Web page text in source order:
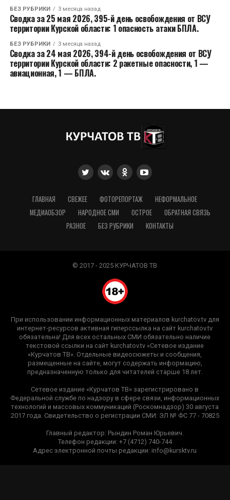
БЕЗ РУБРИКИ 3 месяца назад
Сводка за 25 мая 2026, 395-й день освобождения от ВСУ
территории Курской области: 1 опасность атаки БПЛА.
БЕЗ РУБРИКИ 3 месяца назад
Сводка за 24 мая 2026, 394-й день освобождения от ВСУ
территории Курской области: 2 ракетные опасности, 1 —
авиационная, 1 — БПЛА.
ГЛАВНАЯ СВЕЖЕЕ ФОТОРЕПОРТАЖ
НЕФОРМАЛЬНОЕ
МЕДИАОБЗОР
НАРОДНОЕ СМИ ОСТРОЕ
ОБРАТНАЯ СВЯЗЬ
РАЗНОЕ
БЕЗ РУБРИКИ КОНТАКТЫ
© 2017 - 2025 КУРЧАТОВ ТВ
При использовании информационных материалов kurchatov.tv для
интернет-ресурсов активная гиперссылка на сайт kurchatov.tv
обязательна! Для всех остальных СМИ обязательно наличие
текстовой ссылки на сайт kurchatov.tv «Сетевое издание
«Курчатов ТВ». Отдельные видеосюжеты и сообщения,
размещенные на сайте, могут содержать информацию,
предназначенную только для читателей старше 18 лет.
Сетевое издание «Курчатов ТВ» зарегистрировано в
Федеральной службе по надзору в сфере связи, информационных
технологий и массовых коммуникаций (Роскомнадзор) 30 августа
2017 года. Свидетельство о регистрации СМИ: ЭЛ № ФС 77 - 70825
Главный редактор: Рындин Роман Юрьевич.
Телефон редакции: +7 (4712) 740-744
Адрес электронной почты редакции: info@kursktv.ru